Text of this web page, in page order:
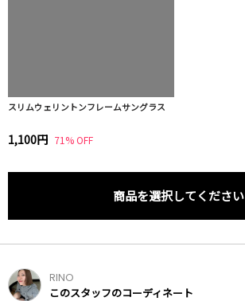
スリムウェリントンフレームサングラス
1,100円 71% OFF
商品を選択してください
RINO
このスタッフのコーディネート